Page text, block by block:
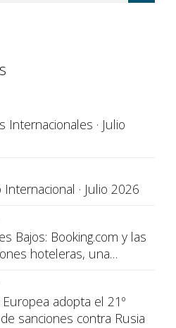
Internacionales · Julio
Internacional · Julio 2026
Bajos: Booking.com y las
hoteleras, una
adopta el 21º
sanciones contra Rusia